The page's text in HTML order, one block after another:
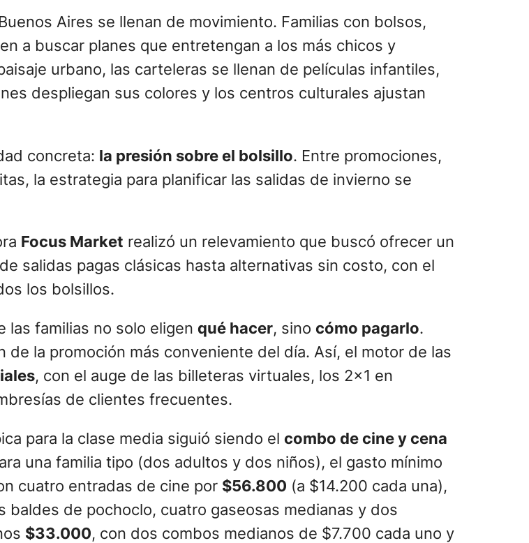
Aires se llenan de movimiento. Familias con bolsos,
a buscar planes que entretengan a los más chicos y
urbano, las carteleras se llenan de películas infantiles,
despliegan sus colores y los centros culturales ajustan
concreta: la presión sobre el bolsillo. Entre promociones,
la estrategia para planificar las salidas de invierno se
Focus Market realizó un relevamiento que buscó ofrecer un
salidas pagas clásicas hasta alternativas sin costo, con el
los bolsillos.
las familias no solo eligen qué hacer, sino cómo pagarlo.
la promoción más conveniente del día. Así, el motor de las
, con el auge de las billeteras virtuales, los 2×1 en
de clientes frecuentes.
para la clase media siguió siendo el combo de cine y cena
una familia tipo (dos adultos y dos niños), el gasto mínimo
cuatro entradas de cine por $56.800 (a $14.200 cada una),
baldes de pochoclo, cuatro gaseosas medianas y dos
$33.000, con dos combos medianos de $7.700 cada uno y